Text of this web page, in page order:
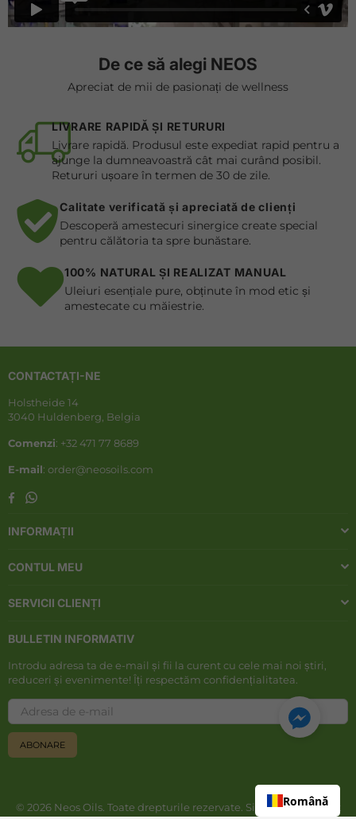
De ce să alegi NEOS
Apreciat de mii de pasionați de wellness
LIVRARE RAPIDĂ ȘI RETURURI
Livrare rapidă. Produsul este expediat rapid pentru a
ajunge la dumneavoastră cât mai curând posibil.
Retururi ușoare în termen de 30 de zile.
Calitate verificată și apreciată de clienți
Descoperă amestecuri sinergice create special
pentru călătoria ta spre bunăstare.
100% NATURAL ȘI REALIZAT MANUAL
Uleiuri esențiale pure, obținute în mod etic și
amestecate cu măiestrie.
CONTACTAȚI-NE
Holstheide 14
3040 Huldenberg, Belgia
Comenzi: +32 471 77 8689
E-mail: order@neosoils.com
FacebookWhatsapp
INFORMAȚII
CONTUL MEU
SERVICII CLIENȚI
BULLETIN INFORMATIV
Introdu adresa ta de e-mail și fii la curent cu cele mai noi știri,
reduceri și evenimente! Îți respectăm confidențialitatea.
ABONARE
© 2026 Neos Oils. Toate drepturile rezervate. Site web dezvoltat
Română